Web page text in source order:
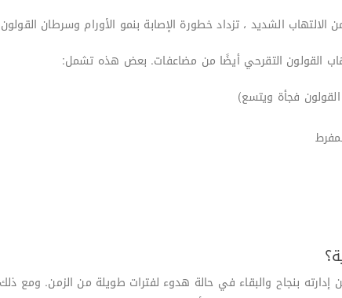
الشديد ، تزداد خطورة الإصابة بنمو الأورام وسرطان القولون
فجأة ويتسع)
بنجاح والبقاء في حالة هدوء لفترات طويلة من الزمن. ومع